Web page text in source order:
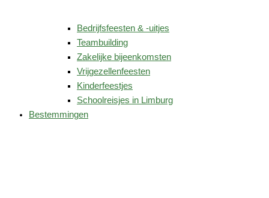
Bedrijfsfeesten & -uitjes
Teambuilding
Zakelijke bijeenkomsten
Vrijgezellenfeesten
Kinderfeestjes
Schoolreisjes in Limburg
Bestemmingen